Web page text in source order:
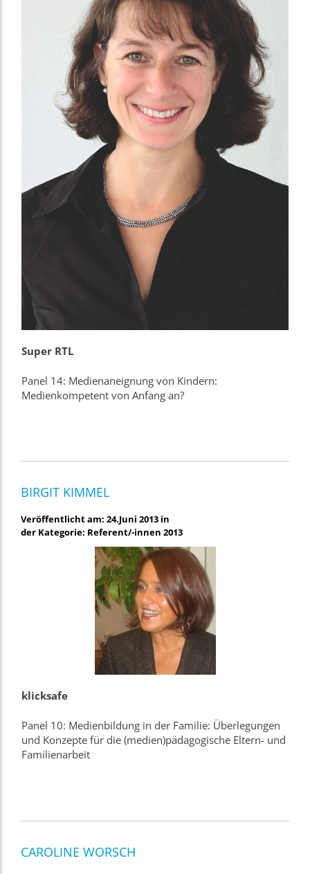
Super RTL
Panel 14: Medienaneignung von Kindern:
Medienkompetent von Anfang an?
BIRGIT KIMMEL
Veröffentlicht am: 24.Juni 2013 in
der Kategorie: Referent/-innen 2013
klicksafe
Panel 10: Medienbildung in der Familie: Überlegungen
und Konzepte für die (medien)pädagogische Eltern- und
Familienarbeit
CAROLINE WORSCH